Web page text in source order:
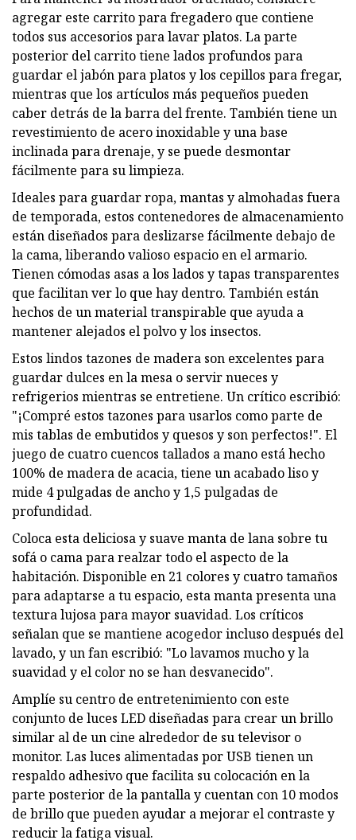
agregar este carrito para fregadero que contiene
todos sus accesorios para lavar platos. La parte
posterior del carrito tiene lados profundos para
guardar el jabón para platos y los cepillos para fregar,
mientras que los artículos más pequeños pueden
caber detrás de la barra del frente. También tiene un
revestimiento de acero inoxidable y una base
inclinada para drenaje, y se puede desmontar
fácilmente para su limpieza.
Ideales para guardar ropa, mantas y almohadas fuera
de temporada, estos contenedores de almacenamiento
están diseñados para deslizarse fácilmente debajo de
la cama, liberando valioso espacio en el armario.
Tienen cómodas asas a los lados y tapas transparentes
que facilitan ver lo que hay dentro. También están
hechos de un material transpirable que ayuda a
mantener alejados el polvo y los insectos.
Estos lindos tazones de madera son excelentes para
guardar dulces en la mesa o servir nueces y
refrigerios mientras se entretiene. Un crítico escribió:
"¡Compré estos tazones para usarlos como parte de
mis tablas de embutidos y quesos y son perfectos!". El
juego de cuatro cuencos tallados a mano está hecho
100% de madera de acacia, tiene un acabado liso y
mide 4 pulgadas de ancho y 1,5 pulgadas de
profundidad.
Coloca esta deliciosa y suave manta de lana sobre tu
sofá o cama para realzar todo el aspecto de la
habitación. Disponible en 21 colores y cuatro tamaños
para adaptarse a tu espacio, esta manta presenta una
textura lujosa para mayor suavidad. Los críticos
señalan que se mantiene acogedor incluso después del
lavado, y un fan escribió: "Lo lavamos mucho y la
suavidad y el color no se han desvanecido".
Amplíe su centro de entretenimiento con este
conjunto de luces LED diseñadas para crear un brillo
similar al de un cine alrededor de su televisor o
monitor. Las luces alimentadas por USB tienen un
respaldo adhesivo que facilita su colocación en la
parte posterior de la pantalla y cuentan con 10 modos
de brillo que pueden ayudar a mejorar el contraste y
reducir la fatiga visual.